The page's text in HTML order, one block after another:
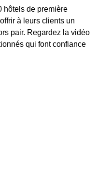
hôtels de première
à leurs clients un
pair. Regardez la vidéo
qui font confiance